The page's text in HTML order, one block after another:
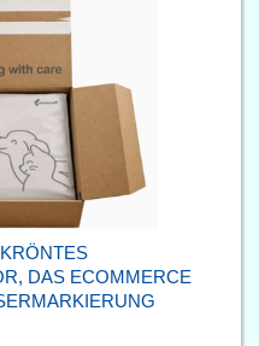
DAS ECOMMERCE